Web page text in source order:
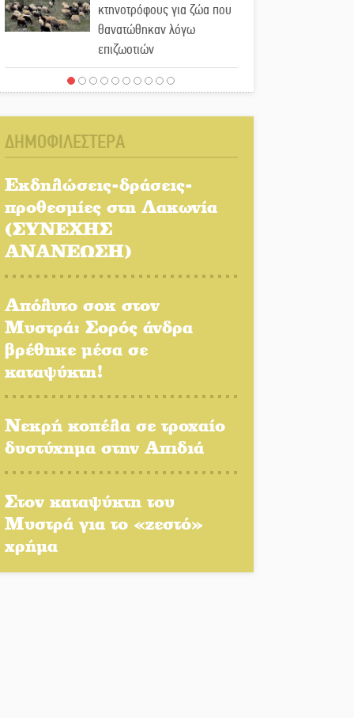
κτηνοτρόφους για ζώα που
θανατώθηκαν λόγω
επιζωοτιών
Η ψυχολογία της ανατροπής
Ένα «ταξίδι» τέχνης και
Τα Λαγκάδια κρατούν
ζωντανή την τέχνη της
πέτρας
Ελεωνόρας Ζουγανέλη το
Σαϊνοπούλειο
Πλούσιο πολιτιστικό
πρόγραμμα δίνει «χρώμα»
Χασισοφυτεία στην
Παλαιοπαναγιά ξεσκέπασε η
Μπαρόκ μελωδίες κάτω
ΔΗΜΟΦΙΛΕΣΤΕΡΑ
Εκδηλώσεις-δράσεις-
προθεσμίες στη Λακωνία
(ΣΥΝΕΧΗΣ
ΑΝΑΝΕΩΣΗ)
Απόλυτο σοκ στον
Μυστρά: Σορός άνδρα
βρέθηκε μέσα σε
καταψύκτη!
Νεκρή κοπέλα σε τροχαίο
δυστύχημα στην Απιδιά
Στον καταψύκτη του
Μυστρά για το «ζεστό»
χρήμα